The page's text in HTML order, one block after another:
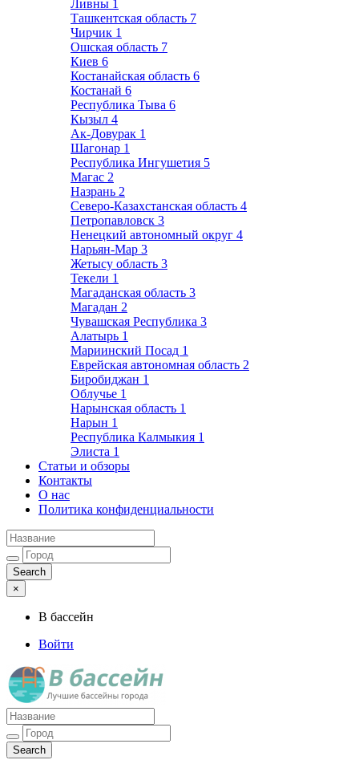
Ливны 1
Ташкентская область 7
Чирчик 1
Ошская область 7
Киев 6
Костанайская область 6
Костанай 6
Республика Тыва 6
Кызыл 4
Ак-Довурак 1
Шагонар 1
Республика Ингушетия 5
Магас 2
Назрань 2
Северо-Казахстанская область 4
Петропавловск 3
Ненецкий автономный округ 4
Нарьян-Мар 3
Жетысу область 3
Текели 1
Магаданская область 3
Магадан 2
Чувашская Республика 3
Алатырь 1
Мариинский Посад 1
Еврейская автономная область 2
Биробиджан 1
Облучье 1
Нарынская область 1
Нарын 1
Республика Калмыкия 1
Элиста 1
Статьи и обзоры
Контакты
О нас
Политика конфиденциальности
×
В бассейн
Войти
Лучшие бассейны города